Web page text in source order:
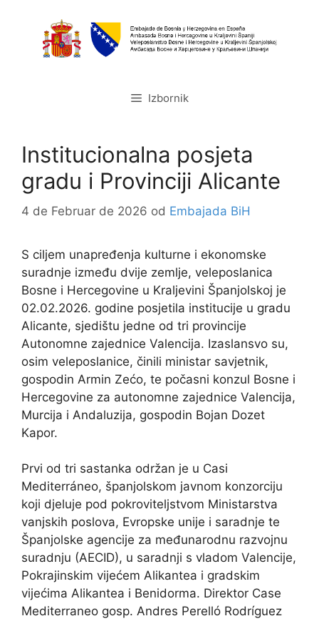
Izbornik
Institucionalna posjeta
gradu i Provinciji Alicante
4 de Februar de 2026 od Embajada BiH
S ciljem unapređenja kulturne i ekonomske
suradnje između dvije zemlje, veleposlanica
Bosne i Hercegovine u Kraljevini Španjolskoj je
02.02.2026. godine posjetila institucije u gradu
Alicante, sjedištu jedne od tri provincije
Autonomne zajednice Valencija. Izaslansvo su,
osim veleposlanice, činili ministar savjetnik,
gospodin Armin Zećo, te počasni konzul Bosne i
Hercegovine za autonomne zajednice Valencija,
Murcija i Andaluzija, gospodin Bojan Dozet
Kapor.
Prvi od tri sastanka održan je u Casi
Mediterráneo, španjolskom javnom konzorciju
koji djeluje pod pokroviteljstvom Ministarstva
vanjskih poslova, Evropske unije i saradnje te
Španjolske agencije za međunarodnu razvojnu
suradnju (AECID), u saradnji s vladom Valencije,
Pokrajinskim vijećem Alikantea i gradskim
vijećima Alikantea i Benidorma. Direktor Case
Mediterraneo gosp. Andres Perelló Rodríguez